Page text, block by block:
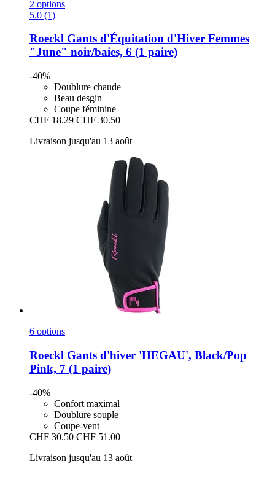
2 options
5.0 (1)
Roeckl Gants d'Équitation d'Hiver Femmes
"June" noir/baies, 6 (1 paire)
-40%
Doublure chaude
Beau desgin
Coupe féminine
CHF 18.29 CHF 30.50
Livraison jusqu'au 13 août
6 options
Roeckl Gants d'hiver 'HEGAU', Black/Pop
Pink, 7 (1 paire)
-40%
Confort maximal
Doublure souple
Coupe-vent
CHF 30.50 CHF 51.00
Livraison jusqu'au 13 août